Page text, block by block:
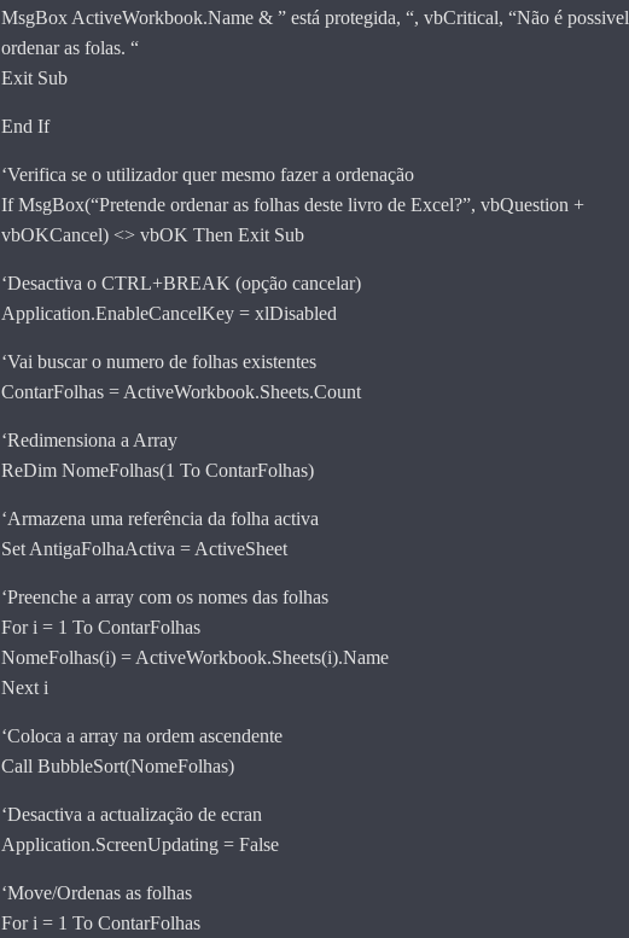
MsgBox ActiveWorkbook.Name & ” está protegida, “, vbCritical, “Não é possivel
ordenar as folas. “
Exit Sub
End If
‘Verifica se o utilizador quer mesmo fazer a ordenação
If MsgBox(“Pretende ordenar as folhas deste livro de Excel?”, vbQuestion +
vbOKCancel) <> vbOK Then Exit Sub
‘Desactiva o CTRL+BREAK (opção cancelar)
Application.EnableCancelKey = xlDisabled
‘Vai buscar o numero de folhas existentes
ContarFolhas = ActiveWorkbook.Sheets.Count
‘Redimensiona a Array
ReDim NomeFolhas(1 To ContarFolhas)
‘Armazena uma referência da folha activa
Set AntigaFolhaActiva = ActiveSheet
‘Preenche a array com os nomes das folhas
For i = 1 To ContarFolhas
NomeFolhas(i) = ActiveWorkbook.Sheets(i).Name
Next i
‘Coloca a array na ordem ascendente
Call BubbleSort(NomeFolhas)
‘Desactiva a actualização de ecran
Application.ScreenUpdating = False
‘Move/Ordenas as folhas
For i = 1 To ContarFolhas